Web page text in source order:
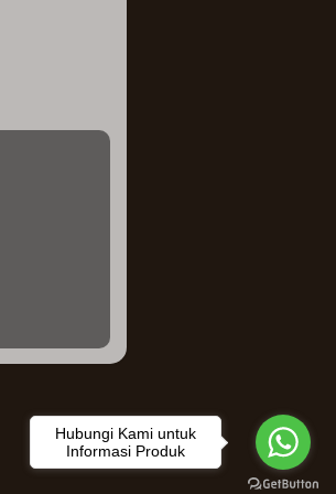
Hubungi Kami untuk
Informasi Produk